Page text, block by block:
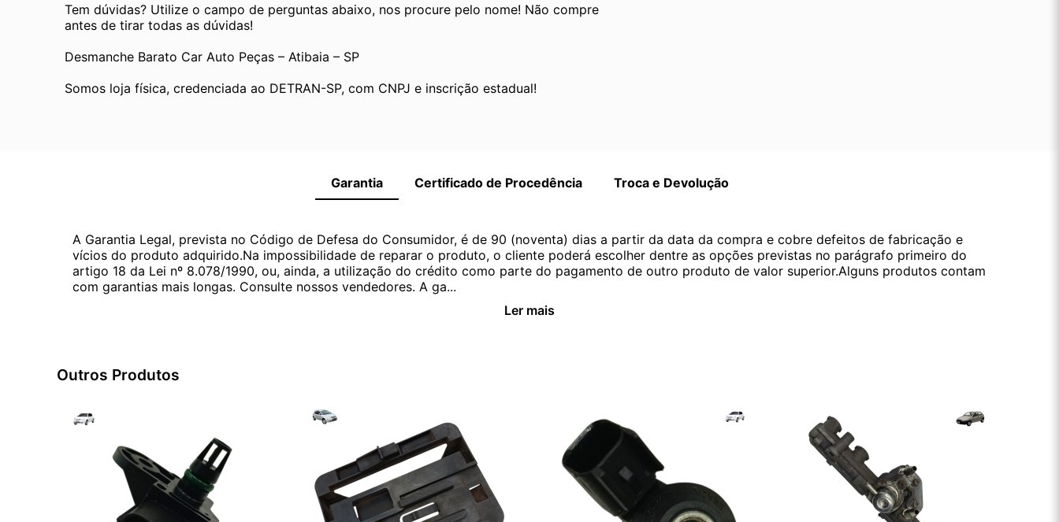
Tem dúvidas? Utilize o campo de perguntas abaixo, nos procure pelo nome! Não compre
antes de tirar todas as dúvidas!
Desmanche Barato Car Auto Peças – Atibaia – SP
Somos loja física, credenciada ao DETRAN-SP, com CNPJ e inscrição estadual!
Garantia Certificado de Procedência Troca e Devolução
A Garantia Legal, prevista no Código de Defesa do Consumidor, é de 90 (noventa) dias a partir da data da compra e cobre defeitos de fabricação e
vícios do produto adquirido.Na impossibilidade de reparar o produto, o cliente poderá escolher dentre as opções previstas no parágrafo primeiro do
artigo 18 da Lei nº 8.078/1990, ou, ainda, a utilização do crédito como parte do pagamento de outro produto de valor superior.Alguns produtos contam
com garantias mais longas. Consulte nossos vendedores. A ga...
Ler mais
Outros Produtos